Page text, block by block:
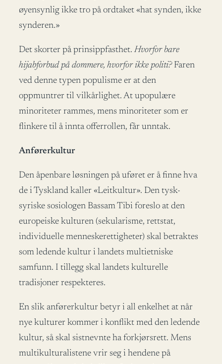
øyensynlig ikke tro på ordtaket «hat synden, ikke
synderen.»
Det skorter på prinsippfasthet.Hvorfor bare
hijabforbud på dommere, hvorfor ikke politi?Faren
ved denne typen populisme er at den
oppmuntrer til vilkårlighet. At upopulære
minoriteter rammes, mens minoriteter som er
flinkere til å innta offerrollen, får unntak.
Anførerkultur
Den åpenbare løsningen på uføret er å finne hva
de i Tyskland kaller «Leitkultur». Den tysk-
syriske sosiologen Bassam Tibi foreslo at den
europeiske kulturen (sekularisme, rettstat,
individuelle menneskerettigheter) skal betraktes
som ledende kultur i landets multietniske
samfunn. I tillegg skal landets kulturelle
tradisjoner respekteres.
En slik anførerkultur betyr i all enkelhet at når
nye kulturer kommer i konflikt med den ledende
kultur, så skal sistnevnte ha forkjørsrett. Mens
multikulturalistene vrir seg i hendene på